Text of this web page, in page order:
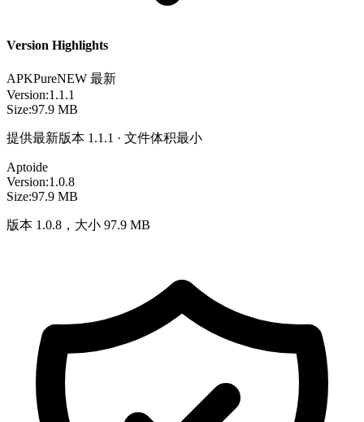
Version Highlights
APKPureNEW 最新
Version:1.1.1
Size:97.9 MB
提供最新版本 1.1.1 · 文件体积最小
Aptoide
Version:1.0.8
Size:97.9 MB
版本 1.0.8，大小 97.9 MB